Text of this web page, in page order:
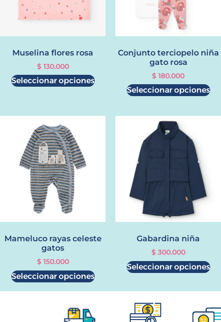
Muselina flores rosa
$130.000
Seleccionar opciones
Conjunto terciopelo niña
gato rosa
$ 180.000
Seleccionar opciones
Mameluco rayas celeste
gatos
$150.000
Seleccionar opciones
Gabardina niña
$300.000
Seleccionar opciones